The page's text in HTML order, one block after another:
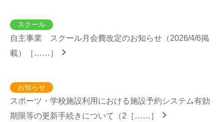
スクール
自主事業 スクール月会費改定のお知らせ（2026/4/6掲
載）［……］
お知らせ
スポーツ・学校施設利用における施設予約システム有効
期限等の更新手続きについて（2［……］